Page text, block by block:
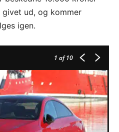
ud, og kommer
igen.
1 af 10